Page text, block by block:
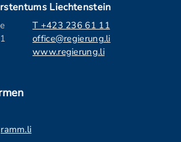
Liechtenstein
T +423 236 61 11
office@regierung.li
www.regierung.li